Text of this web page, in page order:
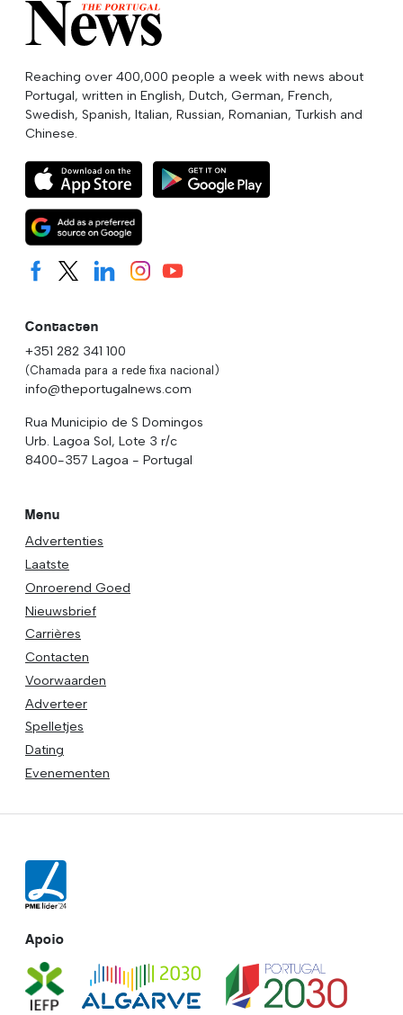
Reaching over 400,000 people a week with news about
Portugal, written in English, Dutch, German, French,
Swedish, Spanish, Italian, Russian, Romanian, Turkish and
Chinese.
Contacten
+351 282 341 100
(Chamada para a rede fixa nacional)
info@theportugalnews.com
Rua Municipio de S Domingos
Urb. Lagoa Sol, Lote 3 r/c
8400-357 Lagoa - Portugal
Menu
Advertenties
Laatste
Onroerend Goed
Nieuwsbrief
Carrières
Contacten
Voorwaarden
Adverteer
Spelletjes
Dating
Evenementen
Apoio